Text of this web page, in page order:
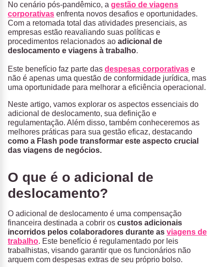
No cenário pós-pandêmico, a gestão de viagens
corporativas enfrenta novos desafios e oportunidades.
Com a retomada total das atividades presenciais, as
empresas estão reavaliando suas políticas e
procedimentos relacionados ao adicional de
deslocamento e viagens à trabalho.
Este benefício faz parte das despesas corporativas e
não é apenas uma questão de conformidade jurídica, mas
uma oportunidade para melhorar a eficiência operacional.
Neste artigo, vamos explorar os aspectos essenciais do
adicional de deslocamento, sua definição e
regulamentação. Além disso, também conheceremos as
melhores práticas para sua gestão eficaz, destacando
como a Flash pode transformar este aspecto crucial
das viagens de negócios.
O que é o adicional de
deslocamento?
O adicional de deslocamento é uma compensação
financeira destinada a cobrir os custos adicionais
incorridos pelos colaboradores durante as viagens de
trabalho. Este benefício é regulamentado por leis
trabalhistas, visando garantir que os funcionários não
arquem com despesas extras de seu próprio bolso.